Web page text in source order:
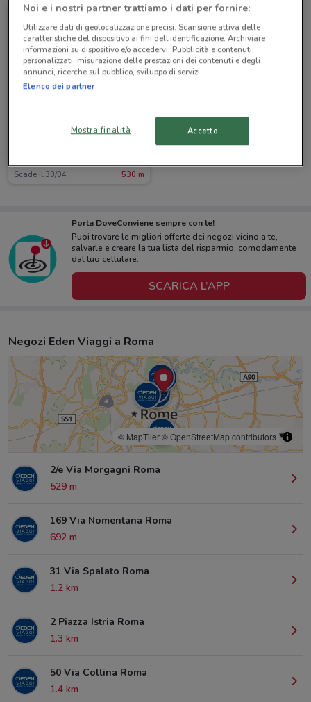
Scade il 30/04 530 m
Porta DoveConviene sempre con te!
Puoi trovare le migliori offerte dei negozi vicino a te,
salvarle e creare la tua lista del risparmio, comodamente
dal tuo cellulare.
SCARICA L’APP
Negozi Eden Viaggi a Roma
© MapTiler© OpenStreetMap contributors
2/e Via Morgagni Roma
529 m
169 Via Nomentana Roma
692 m
31 Via Spalato Roma
1.2 km
2 Piazza Istria Roma
1.3 km
50 Via Collina Roma
1.4 km
Noi e i nostri partner trattiamo i dati per fornire:
Utilizzare dati di geolocalizzazione precisi. Scansione attiva delle
caratteristiche del dispositivo ai fini dell’identificazione. Archiviare
informazioni su dispositivo e/o accedervi. Pubblicità e contenuti
personalizzati, misurazione delle prestazioni dei contenuti e degli
annunci, ricerche sul pubblico, sviluppo di servizi.
Elenco dei partner
Mostra finalità Accetto